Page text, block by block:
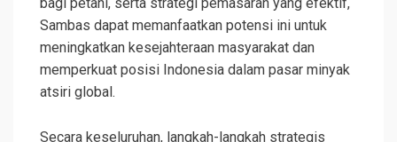
Sambas dapat memanfaatkan potensi ini untuk
meningkatkan kesejahteraan masyarakat dan
memperkuat posisi Indonesia dalam pasar minyak
atsiri global.
Secara keseluruhan, langkah-langkah strategis